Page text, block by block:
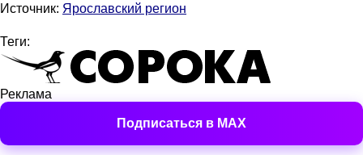
Источник: Ярославский регион
Теги:
Реклама
Подписаться в MAX